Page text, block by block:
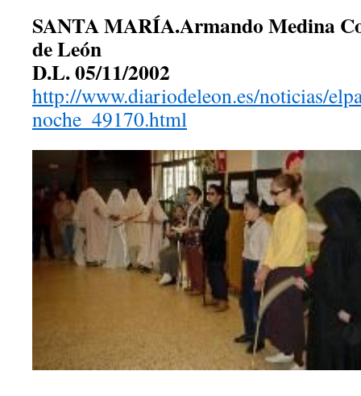
SANTA MARÍA.Armando Medina
de León
D.L. 05/11/2002
http://www.diariodeleon.es/noticias/
noche_49170.html